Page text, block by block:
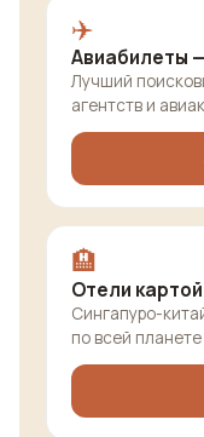
✈️
Авиабилеты —
Лучший
агентств и
🏨
Отели
Сингапуро-
по всей